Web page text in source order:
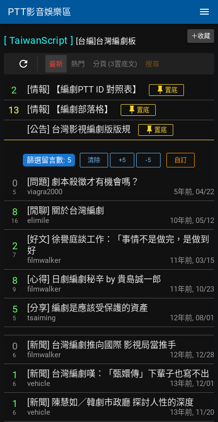
PTT影音娛樂區
[ TaiwanScript ] [台編]台灣編劇板
＋收藏
最新 熱門 分頁 (3置底文) 搜尋
2 [情報] 【編劇PTT ID 對照表】 置底
13 [情報] 【編劇部落格】 置底
[公告] 台灣影視編劇版版規 置底
篩選留言數: 5 清除 +5 -5 自訂
0
5
[問題] 劇本殺徵才有機會嗎？
viagra2000 5年前, 04/22
8
16
[閒聊] 關於台灣編劇
elimile 10年前, 05/12
2
7
[好文] 徐譽庭談工作：「事情不是做完，是做到
好
filmwalker 11年前, 03/15
8
9
[心得] 日劇編劇秘辛 by 貴島誠一郎
filmwalker 11年前, 10/23
5
5
[分享] 編劇是應該受保護的資產
tsaiming 12年前, 08/01
0
6
[新聞] 台灣編劇推向國際 影視局當推手
filmwalker 12年前, 12/28
1
6
[新聞] 台灣編劇嘆：「甄嬛傳」下輩子也寫不出
vehicle 13年前, 12/01
1
6
[新聞] 陳慧如╱韓劇市政廳 探討人性的深度
vehicle 13年前, 11/20